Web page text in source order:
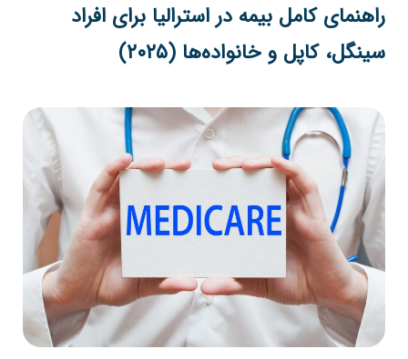
کامل بیمه در استرالیا برای افراد
کاپل و خانواده‌ها (۲۰۲۵)